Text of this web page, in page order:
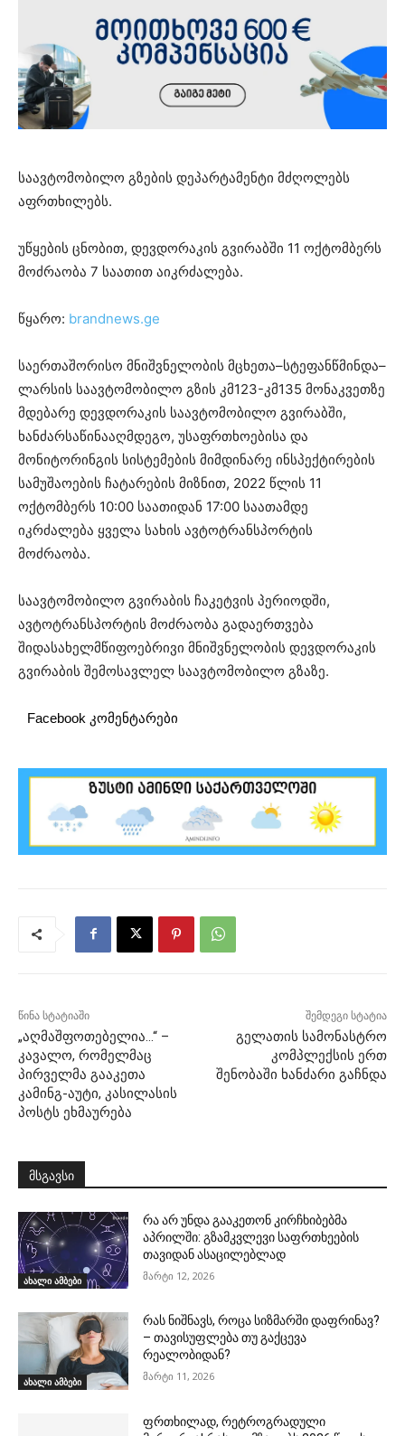
საავტომობილო გზების დეპარტამენტი მძღოლებს
აფრთხილებს.
უწყების ცნობით, დევდორაკის გვირაბში 11 ოქტომბერს
მოძრაობა 7 საათით აიკრძალება.
წყარო: brandnews.ge
საერთაშორისო მნიშვნელობის მცხეთა–სტეფანწმინდა–
ლარსის საავტომობილო გზის კმ123-კმ135 მონაკვეთზე
მდებარე დევდორაკის საავტომობილო გვირაბში,
ხანძარსაწინააღმდეგო, უსაფრთხოებისა და
მონიტორინგის სისტემების მიმდინარე ინსპექტირების
სამუშაოების ჩატარების მიზნით, 2022 წლის 11
ოქტომბერს 10:00 საათიდან 17:00 საათამდე
იკრძალება ყველა სახის ავტოტრანსპორტის
მოძრაობა.
საავტომობილო გვირაბის ჩაკეტვის პერიოდში,
ავტოტრანსპორტის მოძრაობა გადაერთვება
შიდასახელმწიფოებრივი მნიშვნელობის დევდორაკის
გვირაბის შემოსავლელ საავტომობილო გზაზე.
Facebook კომენტარები
წინა სტატიაში
„აღმაშფოთებელია…“ –
კავალო, რომელმაც
პირველმა გააკეთა
კამინგ-აუტი, კასილასის
პოსტს ეხმაურება
შემდეგი სტატია
გელათის სამონასტრო
კომპლექსის ერთ
შენობაში ხანძარი გაჩნდა
მსგავსი
ახალი ამბები
რა არ უნდა გააკეთონ კირჩხიბებმა
აპრილში: გზამკვლევი საფრთხეების
თავიდან ასაცილებლად
მარტი 12, 2026
ახალი ამბები
რას ნიშნავს, როცა სიზმარში დაფრინავ?
– თავისუფლება თუ გაქცევა
რეალობიდან?
მარტი 11, 2026
ფრთხილად, რეტროგრადული